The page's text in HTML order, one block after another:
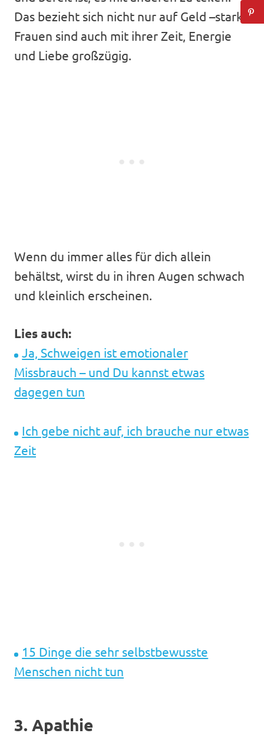
Das bezieht sich nicht nur auf Geld –starke
Frauen sind auch mit ihrer Zeit, Energie
und Liebe großzügig.
Wenn du immer alles für dich allein
behältst, wirst du in ihren Augen schwach
und kleinlich erscheinen.
Lies auch:
Ja, Schweigen ist emotionaler
Missbrauch – und Du kannst etwas
dagegen tun
Ich gebe nicht auf, ich brauche nur etwas
Zeit
15 Dinge die sehr selbstbewusste
Menschen nicht tun
3. Apathie